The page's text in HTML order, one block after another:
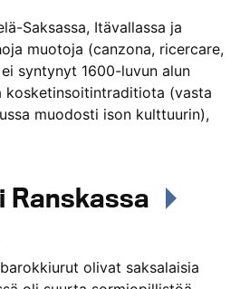
Saksassa, Itävallassa ja
muotoja (canzona, ricercare,
syntynyt 1600-luvun alun
kosketinsoitintraditiota (vasta
muodosti ison kulttuurin),
Ranskassa
olivat saksalaisia